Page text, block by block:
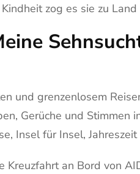
zog es sie zu
und grenzenlosem
Gerüche und
Insel für Insel,
Kreuzfahrt an Bord von